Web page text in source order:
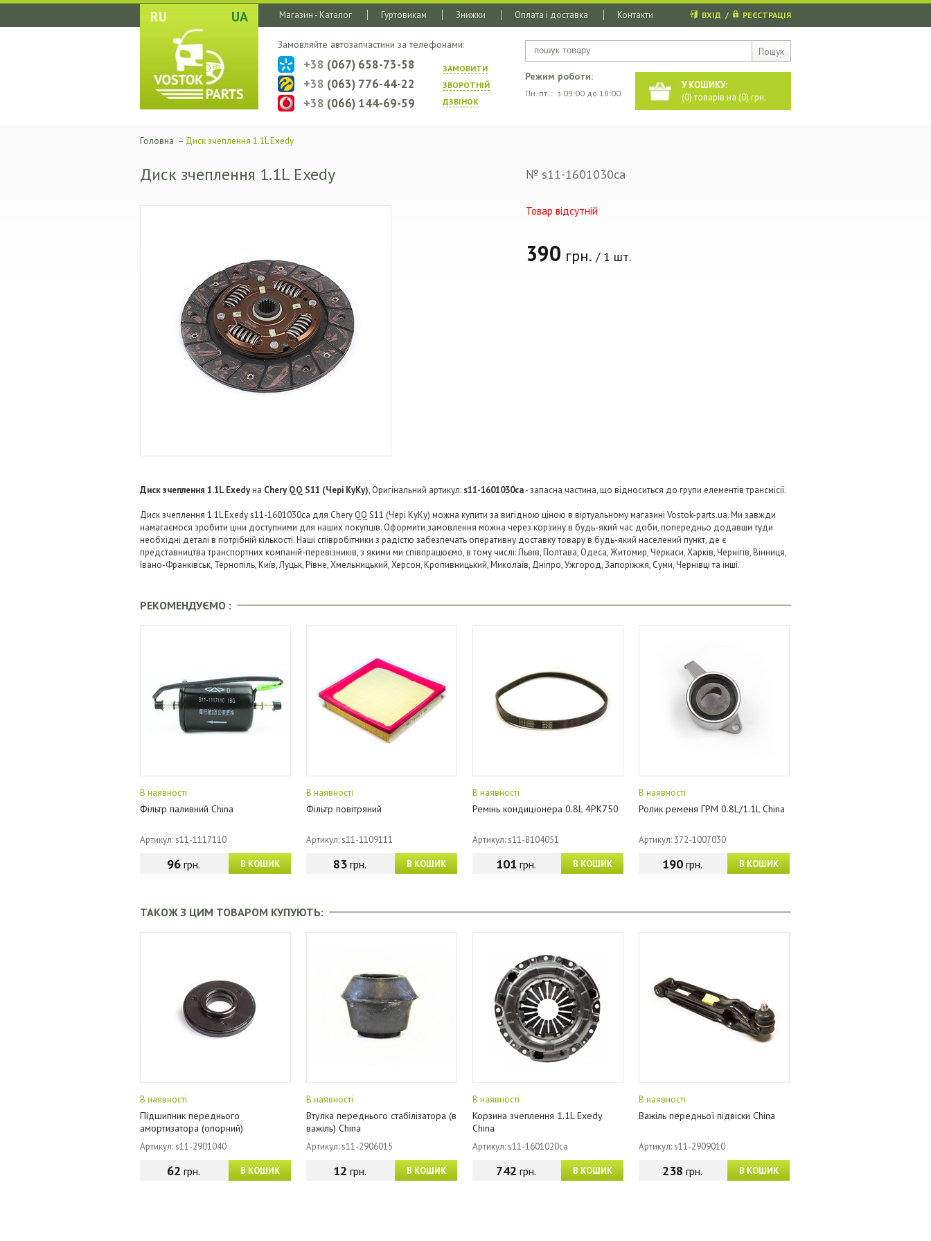
RU UA
Пошук
Магазин - Каталог Гуртовикам Знижки Оплата і доставка Контакти ВХІД / РЕЄСТРАЦІЯ
У КОШИКУ:
(0) товарів на (0) грн.
Режим роботи:
Пн.-пт. : з 09:00 до 18:00
Замовляйте автозапчастини за телефонами:
ЗАМОВИТИ
ЗВОРОТНIЙ
ДЗВIНОК
+38 (067) 658-73-58
+38 (063) 776-44-22
+38 (066) 144-69-59
Головна – Диск зчеплення 1.1L Exedy
Диск зчеплення 1.1L Exedy № s11-1601030ca
Товар відсутній
390 грн. / 1 шт.
Диск зчеплення 1.1L Exedyна Chery QQ S11 (Чері КуКу), Оригінальний артикул: s11-1601030ca- запасна частина, що відноситься до групи елементів трансмісії.
Диск зчеплення 1.1L Exedy s11-1601030ca для Chery QQ S11 (Чері КуКу) можна купити за вигідною ціною в віртуальному магазині Vostok-parts.ua. Ми завжди
намагаємося зробити ціни доступними для наших покупців. Оформити замовлення можна через корзину в будь-який час доби, попередньо додавши туди
необхідні деталі в потрібній кількості. Наші співробітники з радістю забезпечать оперативну доставку товару в будь-який населений пункт, де є
представництва транспортних компаній-перевізників, з якими ми співпрацюємо, в тому числі: Львів, Полтава, Одеса, Житомир, Черкаси, Харків, Чернігів, Вінниця,
Івано-Франківськ, Тернопіль, Київ, Луцьк, Рівне, Хмельницький, Херсон, Кропивницький, Миколаїв, Дніпро, Ужгород, Запоріжжя, Суми, Чернівці та інші.
РЕКОМЕНДУЄМО :
В наявності
Фільтр паливний China
Артикул: s11-1117110
В КОШИК
96грн.
В наявності
Фільтр повітряний
Артикул: s11-1109111
В КОШИК
83грн.
В наявності
Ремінь кондиціонера 0.8L 4PK750
Артикул: s11-8104051
В КОШИК
101 грн.
В наявності
Ролик ременя ГРМ 0.8L/1.1L China
Артикул: 372-1007030
В КОШИК
190грн.
ТАКОЖ З ЦИМ ТОВАРОМ КУПУЮТЬ:
В наявності
Підшипник переднього
амортизатора (опорний)
Артикул: s11-2901040
В КОШИК
62 грн.
В наявності
Втулка переднього стабілізатора (в
важіль) China
Артикул: s11-2906015
В КОШИК
12 грн.
В наявності
Корзина зчеплення 1.1L Exedy
China
Артикул: s11-1601020ca
В КОШИК
742 грн.
В наявності
Важіль передньої підвіски China
Артикул: s11-2909010
В КОШИК
238 грн.